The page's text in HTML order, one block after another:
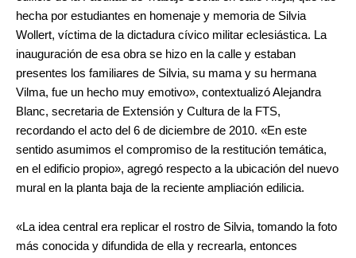
hecha por estudiantes en homenaje y memoria de Silvia
Wollert, víctima de la dictadura cívico militar eclesiástica. La
inauguración de esa obra se hizo en la calle y estaban
presentes los familiares de Silvia, su mama y su hermana
Vilma, fue un hecho muy emotivo», contextualizó Alejandra
Blanc, secretaria de Extensión y Cultura de la FTS,
recordando el acto del 6 de diciembre de 2010. «En este
sentido asumimos el compromiso de la restitución temática,
en el edificio propio», agregó respecto a la ubicación del nuevo
mural en la planta baja de la reciente ampliación edilicia.
«La idea central era replicar el rostro de Silvia, tomando la foto
más conocida y difundida de ella y recrearla, entonces